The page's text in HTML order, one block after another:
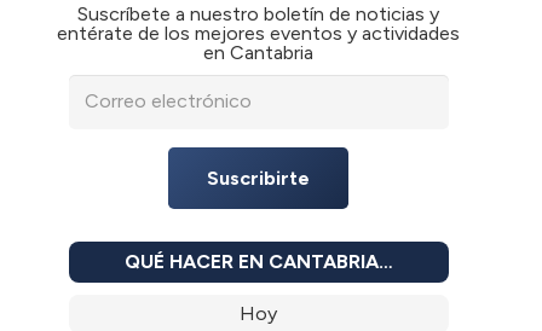
Suscríbete a nuestro boletín de noticias y
entérate de los mejores eventos y actividades
en Cantabria
Suscribirte
QUÉ HACER EN CANTABRIA…
Hoy